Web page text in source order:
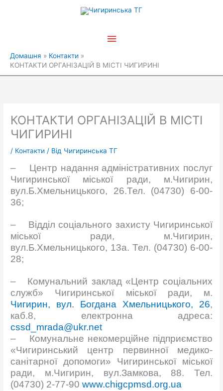
Головне
Домашня
Контакти
КОНТАКТИ ОРГАНІЗАЦІЙ В МІСТІ ЧИГИРИНІ
КОНТАКТИ ОРГАНІЗАЦІЙ В МІСТІ
ЧИГИРИНІ
/ Контакти / Від Чигиринська ТГ
– Центр надання адміністративних послуг
Чигиринської міської ради, м.Чигирин,
вул.Б.Хмельницького, 26.Тел. (04730) 6-00-
36;
– Відділ соціального захисту Чигиринської
міської ради, м.Чигирин,
вул.Б.Хмельницького, 13а. Тел. (04730) 6-00-
28;
– Комунальний заклад «Центр соціальних
служб» Чигиринської міської ради, м.
Чигирин,
вул. Богдана Хмельницького, 26,
каб.8, електронна адреса:
cssd_mrada@ukr.net
– Комунальне некомерційне підприємство
«Чигиринський центр первинної медико-
санітарної допомоги» Чигиринської міської
ради, м.Чигирин, вул.Замкова, 88. Тел.
(04730) 2-77-90www.chigcpmsd.org.ua